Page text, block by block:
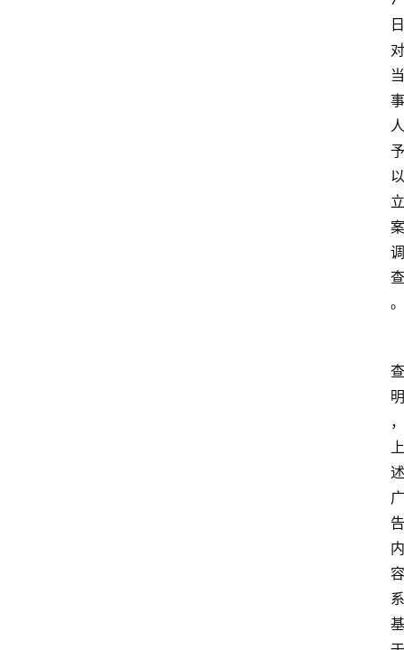
日
对
当
事
人
予
以
立
案
调
查
。
查
明
，
上
述
广
告
内
容
系
基